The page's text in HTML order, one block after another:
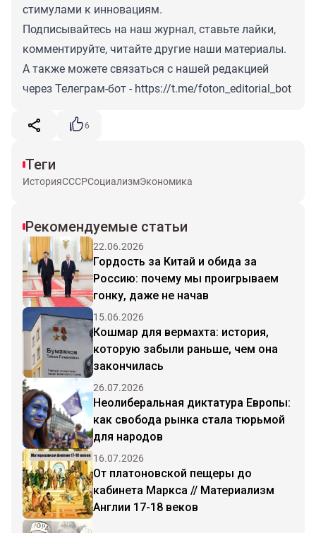
стимулами к инновациям.
Подписывайтесь на наш журнал, ставьте лайки,
комментируйте, читайте другие наши материалы.
А также можете связаться с нашей редакцией
через Телеграм-бот - https://t.me/foton_editorial_bot
6
Теги
ИсторияСССРСоциализмЭкономика
Рекомендуемые статьи
22.06.2026
Гордость за Китай и обида за
Россию: почему мы проигрываем
гонку, даже не начав
15.06.2026
Кошмар для вермахта: история,
которую забыли раньше, чем она
закончилась
26.07.2026
Неолиберальная диктатура Европы:
как свобода рынка стала тюрьмой
для народов
16.07.2026
От платоновской пещеры до
кабинета Маркса // Материализм
Англии 17-18 веков